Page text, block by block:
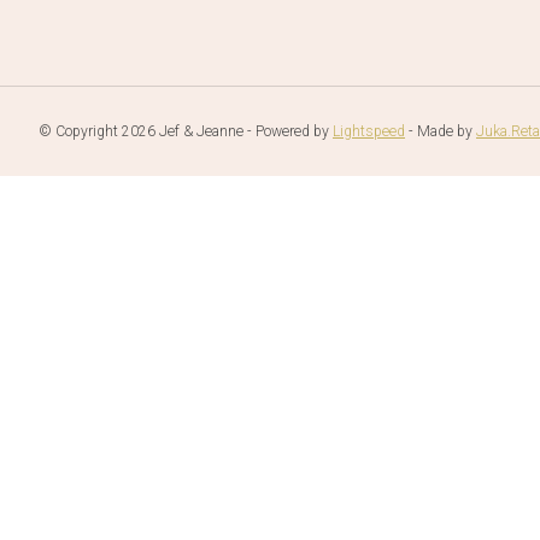
© Copyright 2026 Jef & Jeanne - Powered by Lightspeed - Made by